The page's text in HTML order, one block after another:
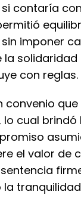
contaría
imponer
la solidaridad
con reglas.
convenio
cual brindó
el valor de
la